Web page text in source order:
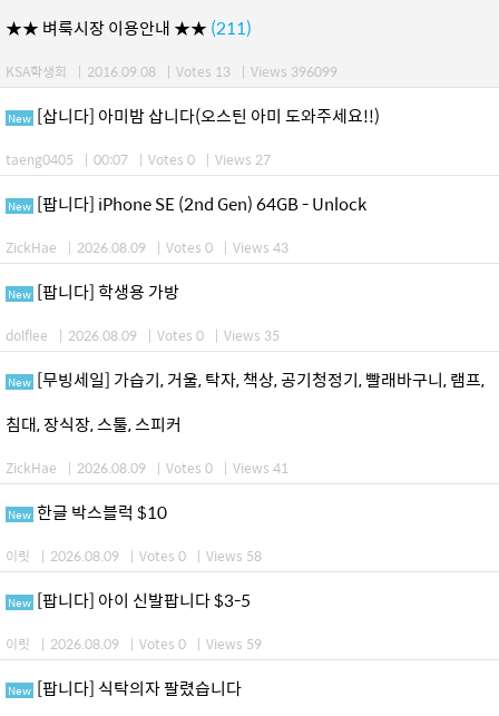
★★ 벼룩시장 이용안내 ★★ (211)
KSA학생회 | 2016.09.08 | Votes 13 | Views 396099
New [삽니다] 아미밤 삽니다(오스틴 아미 도와주세요!!)
taeng0405 | 00:07 | Votes 0 | Views 27
New [팝니다] iPhone SE (2nd Gen) 64GB - Unlock
ZickHae | 2026.08.09 | Votes 0 | Views 43
New [팝니다] 학생용 가방
dolflee | 2026.08.09 | Votes 0 | Views 35
New [무빙세일] 가습기, 거울, 탁자, 책상, 공기청정기, 빨래바구니, 램프,
침대, 장식장, 스툴, 스피커
ZickHae | 2026.08.09 | Votes 0 | Views 41
New 한글 박스블럭 $10
이릿 | 2026.08.09 | Votes 0 | Views 58
New [팝니다] 아이 신발팝니다 $3-5
이릿 | 2026.08.09 | Votes 0 | Views 59
New [팝니다] 식탁의자 팔렸습니다